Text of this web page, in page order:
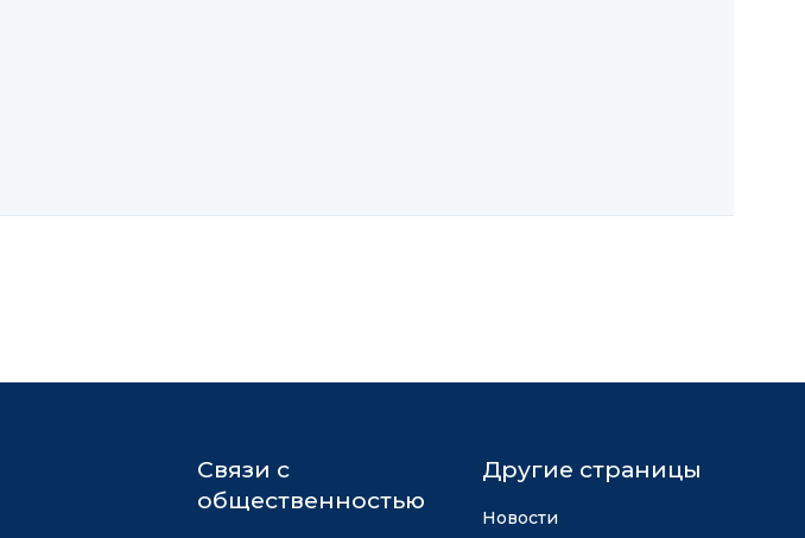
Связи с
общественностью
Другие страницы
Новости